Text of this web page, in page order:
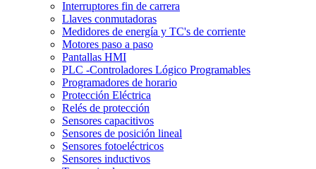
Interruptores fin de carrera
Llaves conmutadoras
Medidores de energía y TC's de corriente
Motores paso a paso
Pantallas HMI
PLC -Controladores Lógico Programables
Programadores de horario
Protección Eléctrica
Relés de protección
Sensores capacitivos
Sensores de posición lineal
Sensores fotoeléctricos
Sensores inductivos